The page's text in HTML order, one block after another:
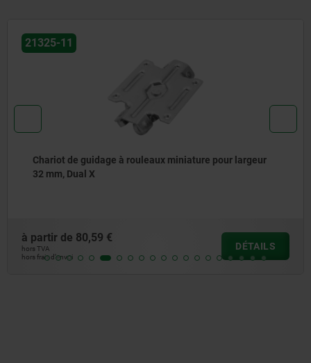
21325-11
Chariot de guidage à rouleaux miniature pour largeur
32 mm, Dual X
à partir de 80,59 €
hors TVA
hors frais d’envoi
DÉTAILS